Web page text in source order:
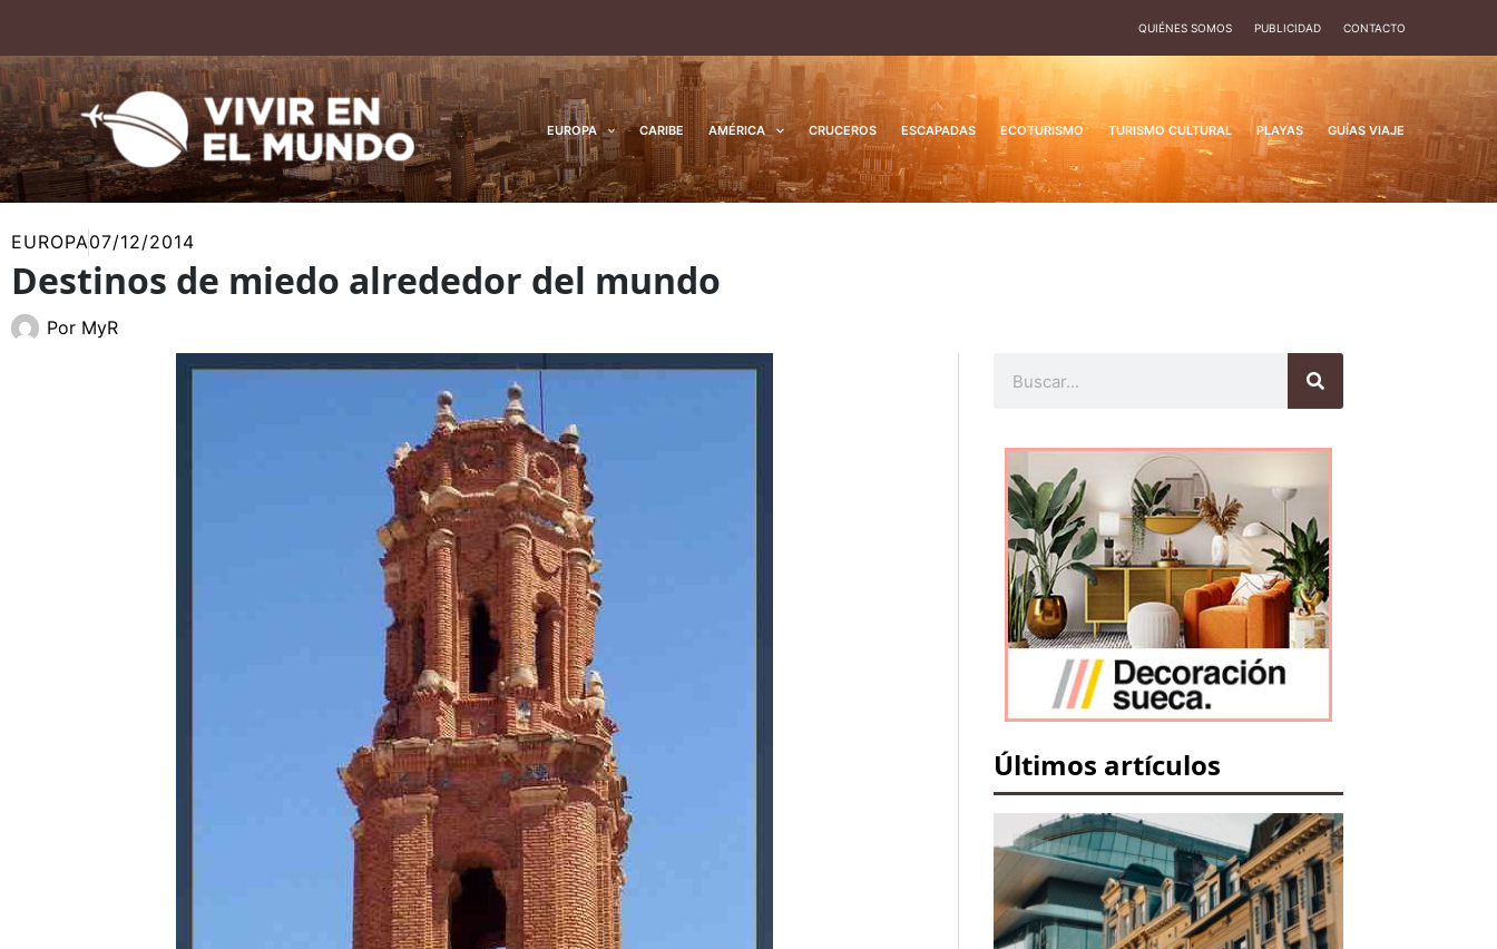
contenido
QUIÉNES SOMOS PUBLICIDAD CONTACTO
EUROPA CARIBE AMÉRICA CRUCEROS ESCAPADAS ECOTURISMO TURISMO CULTURAL PLAYAS GUÍAS VIAJE
EUROPA07/12/2014
Destinos de miedo alrededor del mundo
Por MyR
Últimos artículos